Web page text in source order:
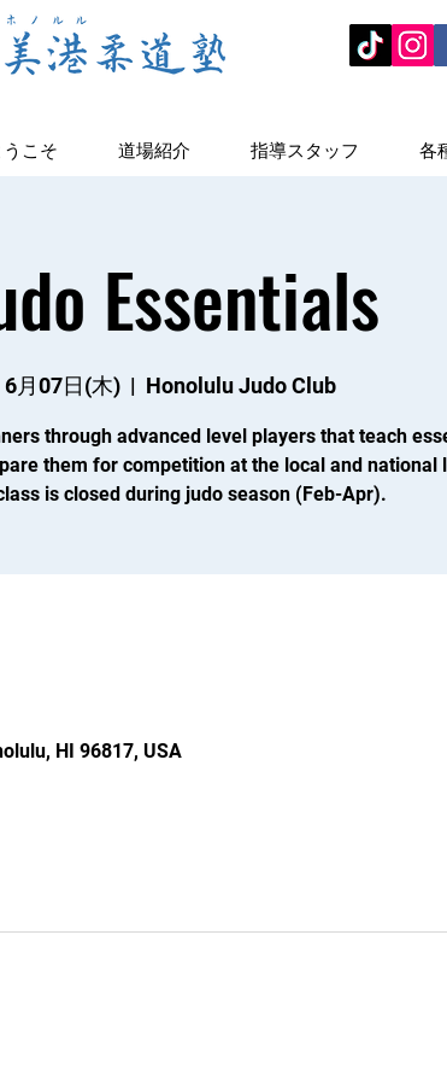
うこそ 道場紹介 指導スタッフ 各
Essentials
6月07日(木)
  |
Honolulu Judo Club
through advanced level players that teach
them for competition at the local and national
is closed during judo season (Feb-Apr).
HI 96817, USA